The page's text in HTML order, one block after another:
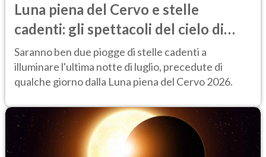
Luna piena del Cervo e stelle
cadenti: gli spettacoli del cielo di
fine luglio 2026 da non perdere
Saranno ben due piogge di stelle cadenti a
illuminare l'ultima notte di luglio, precedute di
qualche giorno dalla Luna piena del Cervo 2026.